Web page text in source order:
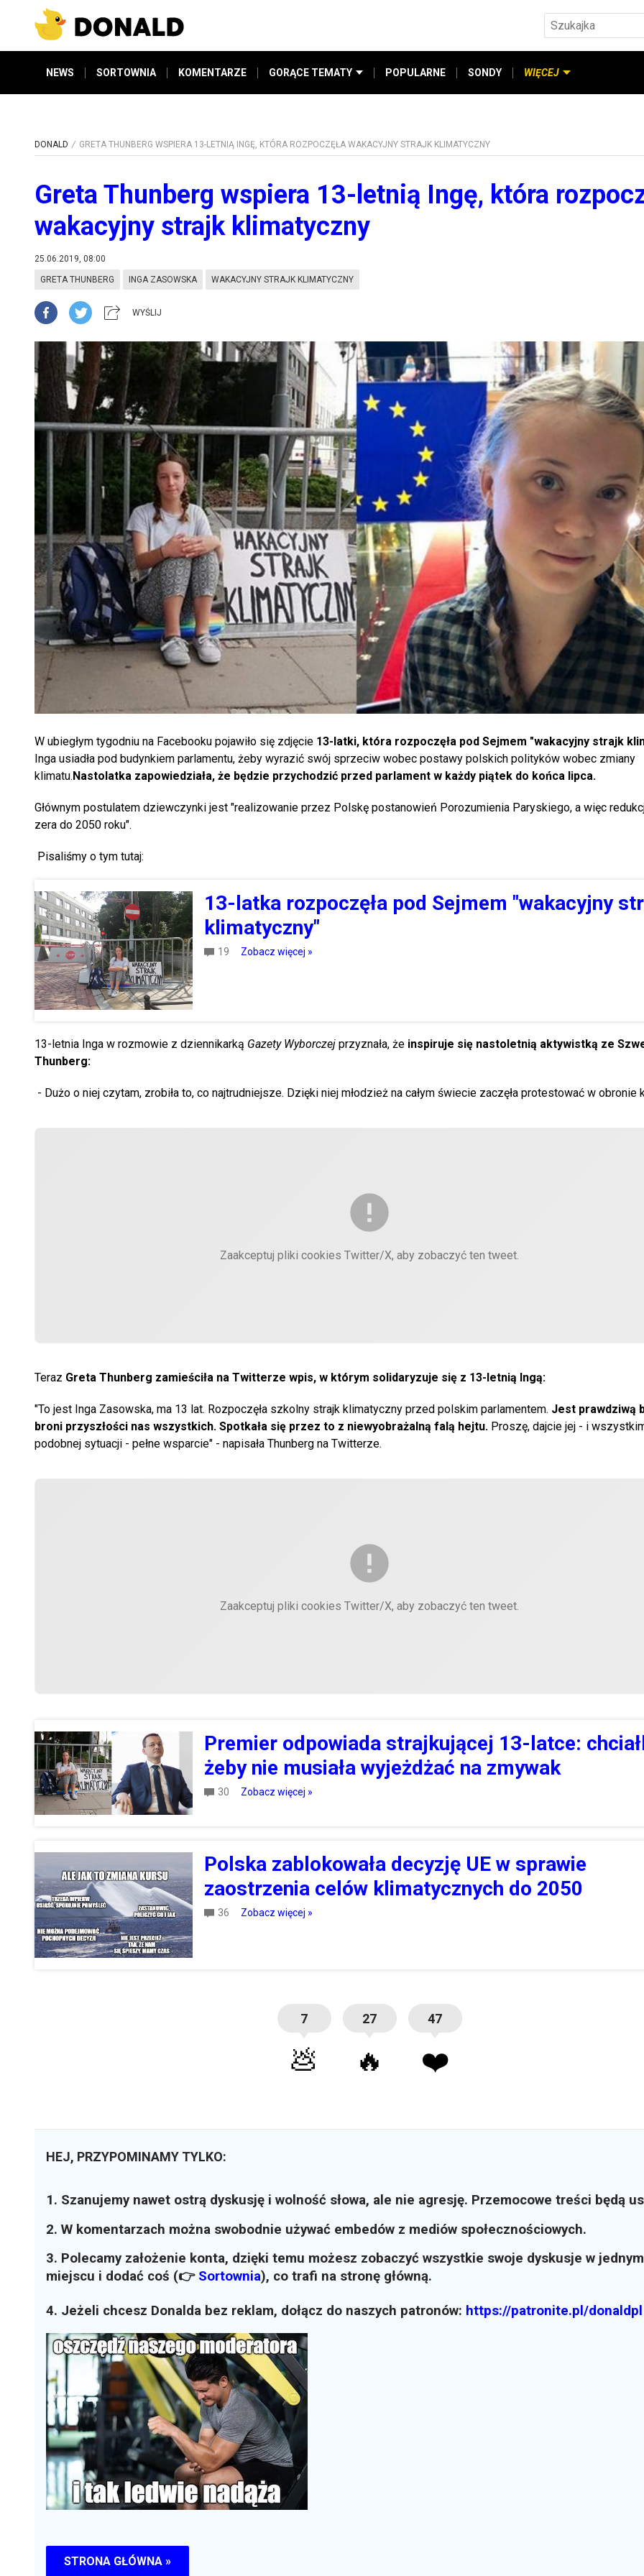
NEWS SORTOWNIA KOMENTARZE GORĄCE TEMATY POPULARNE SONDY WIĘCEJ
DONALD GRETA THUNBERG WSPIERA 13-LETNIĄ INGĘ, KTÓRA ROZPOCZĘŁA WAKACYJNY STRAJK KLIMATYCZNY
Greta Thunberg wspiera 13-letnią Ingę, która
wakacyjny strajk klimatyczny
25.06.2019, 08:00
GRETA THUNBERG INGA ZASOWSKA WAKACYJNY STRAJK KLIMATYCZNY
WYŚLIJ
W ubiegłym tygodniu na Facebooku pojawiło się zdjęcie 13-latki, która rozpoczęła pod Sejmem "wakacyjny strajk
Inga usiadła pod budynkiem parlamentu, żeby wyrazić swój sprzeciw wobec postawy polskich polityków wobec zmiany
klimatu.Nastolatka zapowiedziała, że będzie przychodzić przed parlament w każdy piątek do końca lipca.
Głównym postulatem dziewczynki jest "realizowanie przez Polskę postanowień Porozumienia Paryskiego, a więc
zera do 2050 roku".
Pisaliśmy o tym tutaj:
13-latka rozpoczęła pod Sejmem "wakacyjny
klimatyczny"
19 Zobacz więcej »
13-letnia Inga w rozmowie z dziennikarką Gazety Wyborczej przyznała, że inspiruje się nastoletnią aktywistką ze
Thunberg:
- Dużo o niej czytam, zrobiła to, co najtrudniejsze. Dzięki niej młodzież na całym świecie zaczęła protestować w obronie
Zaakceptuj pliki cookies Twitter/X, aby zobaczyć ten tweet.
Teraz Greta Thunberg zamieściła na Twitterze wpis, w którym solidaryzuje się z 13-letnią Ingą:
"To jest Inga Zasowska, ma 13 lat. Rozpoczęła szkolny strajk klimatyczny przed polskim parlamentem. Jest prawdziwą
broni przyszłości nas wszystkich. Spotkała się przez to z niewyobrażalną falą hejtu. Proszę, dajcie jej - i
podobnej sytuacji - pełne wsparcie" - napisała Thunberg na Twitterze.
Zaakceptuj pliki cookies Twitter/X, aby zobaczyć ten tweet.
Premier odpowiada strajkującej 13-latce:
żeby nie musiała wyjeżdżać na zmywak
30 Zobacz więcej »
Polska zablokowała decyzję UE w sprawie
zaostrzenia celów klimatycznych do 2050
36 Zobacz więcej »
7
💩
27
🔥
47
❤️
HEJ, PRZYPOMINAMY TYLKO:
1. Szanujemy nawet ostrą dyskusję i wolność słowa, ale nie agresję. Przemocowe treści będą
2. W komentarzach można swobodnie używać embedów z mediów społecznościowych.
3. Polecamy założenie konta, dzięki temu możesz zobaczyć wszystkie swoje dyskusje w jednym
miejscu i dodać coś (👉 Sortownia), co trafi na stronę główną.
4. Jeżeli chcesz Donalda bez reklam, dołącz do naszych patronów: https://patronite.pl/donaldpl
STRONA GŁÓWNA »